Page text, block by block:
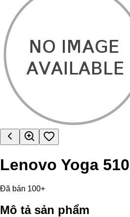
Lenovo Yoga
Đã bán 100+
Mô tả sản phẩm